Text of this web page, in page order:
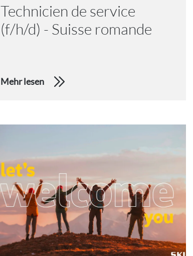
Technicien de service
(f/h/d) - Suisse romande
Mehr lesen